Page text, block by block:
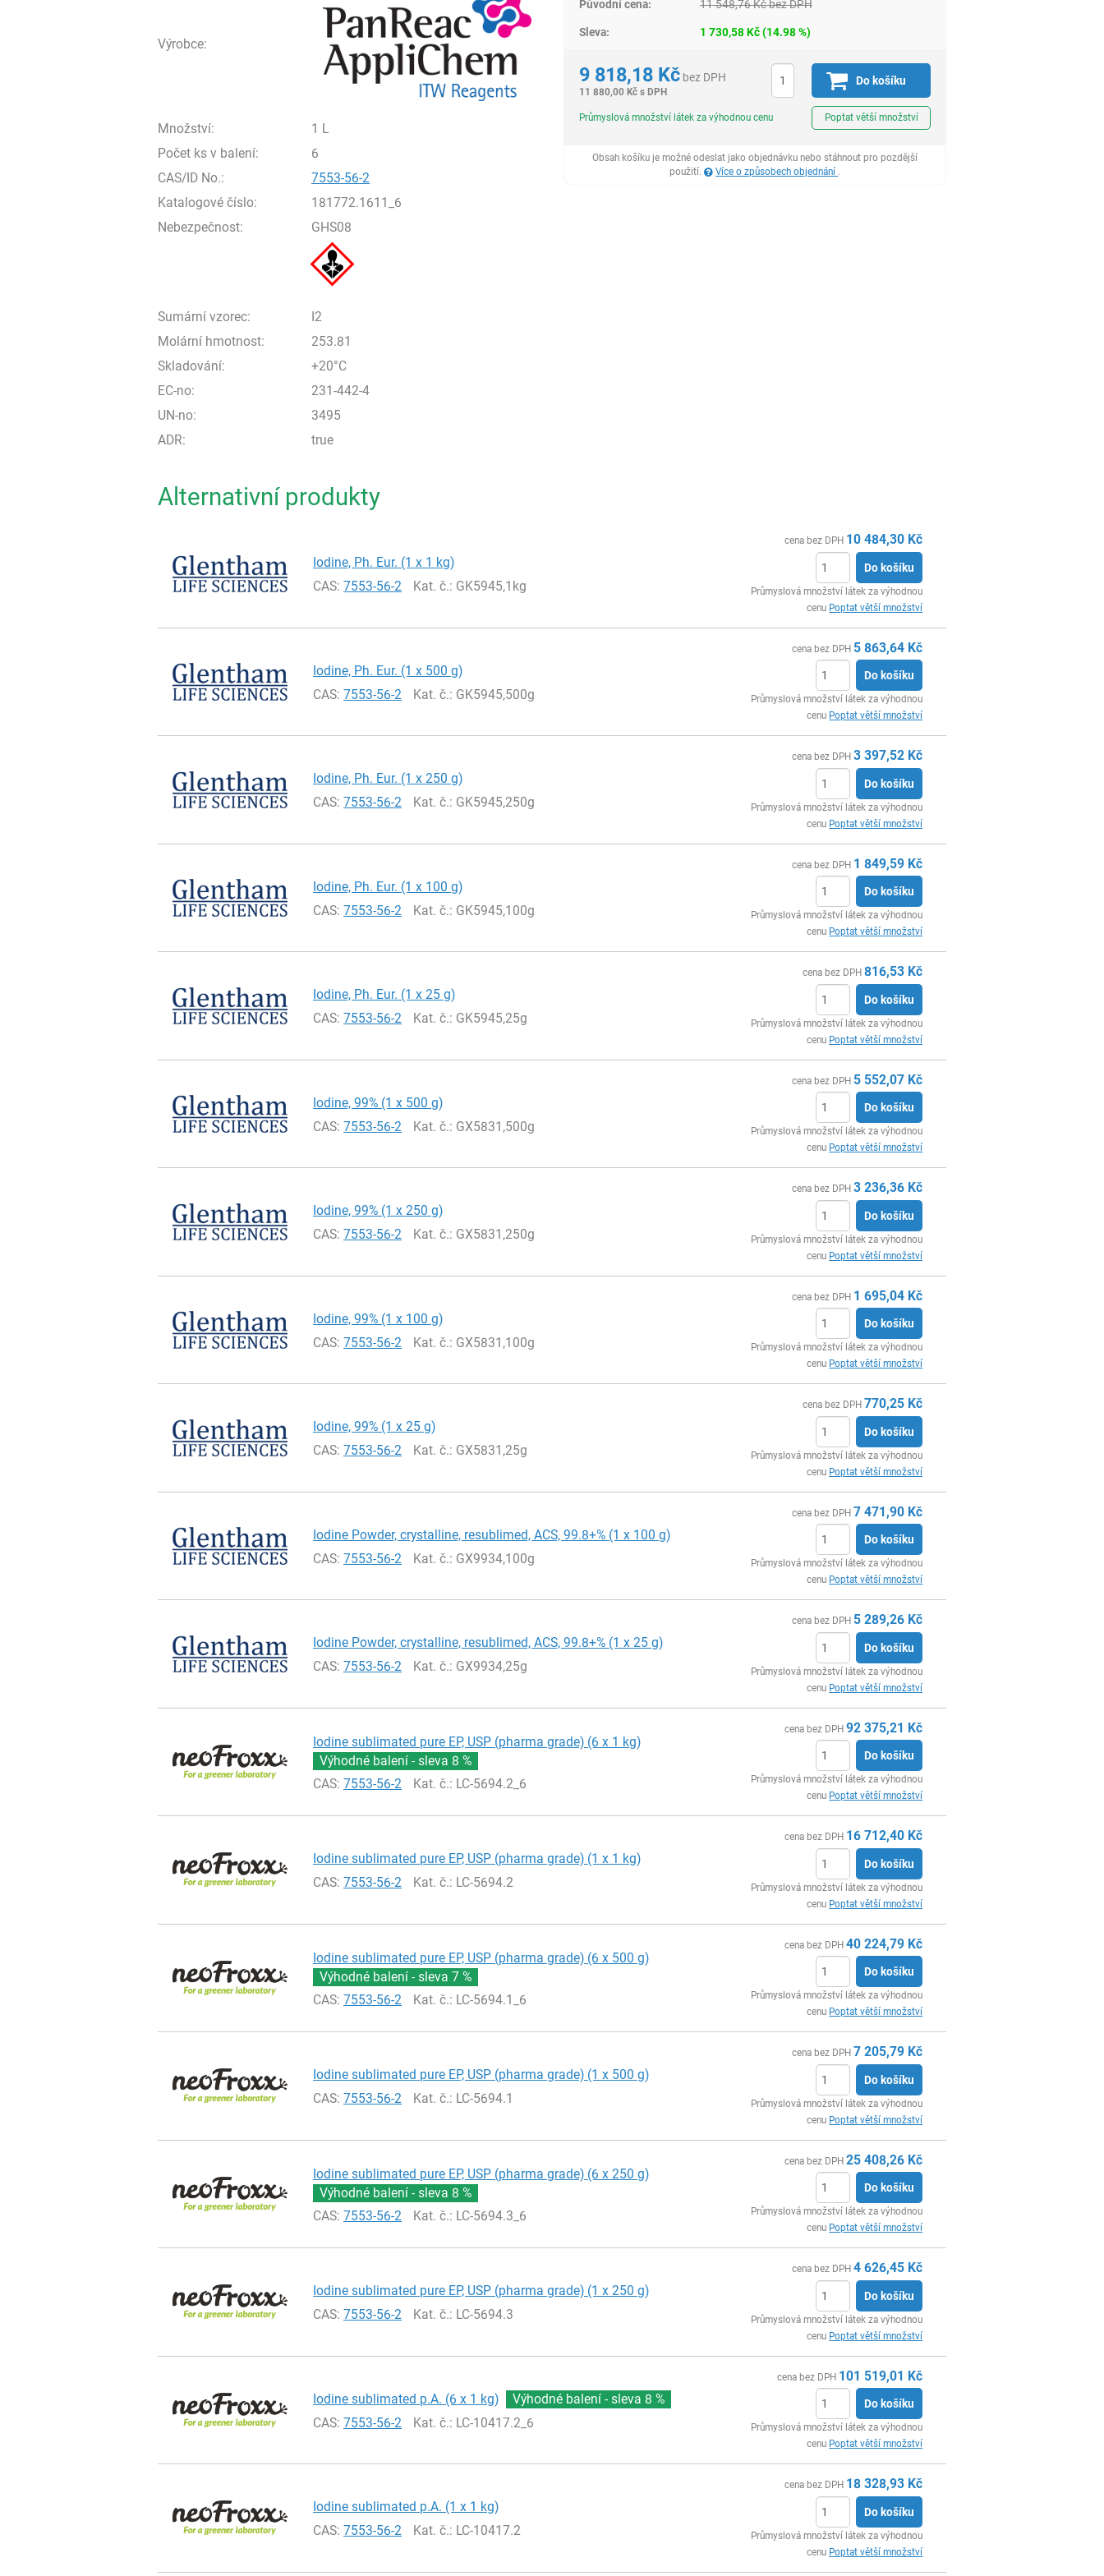
Výrobce:
Množství:
1 L
Počet ks v balení:
6
CAS/ID No.:
7553-56-2
Katalogové číslo:
181772.1611_6
Nebezpečnost:
GHS08
Sumární vzorec:
I2
Molární hmotnost:
253.81
Skladování:
+20°C
EC-no:
231-442-4
UN-no:
3495
ADR:
true
Původní cena: 11 548,76Kčbez DPH
Sleva: 1 730,58Kč(14.98%)
9 818,18 Kč bez DPH
11 880,00 Kč s DPH
Do košíku
Průmyslová množství látek za výhodnou cenu Poptat větší množství
Obsah košíku je možné odeslat jako objednávku nebo stáhnout pro pozdější
použití.
Více o způsobech objednání
Alternativní produkty
Iodine, Ph. Eur. (1 x 1 kg)
CAS:7553-56-2 Kat. č.: GK5945,1kg
cena bez DPH 10 484,30 Kč
Do košíku
Průmyslová množství látek za výhodnou
cenu Poptat větší množství
Iodine, Ph. Eur. (1 x 500 g)
CAS:7553-56-2 Kat. č.: GK5945,500g
cena bez DPH 5 863,64 Kč
Do košíku
Průmyslová množství látek za výhodnou
cenu Poptat větší množství
Iodine, Ph. Eur. (1 x 250 g)
CAS:7553-56-2 Kat. č.: GK5945,250g
cena bez DPH 3 397,52 Kč
Do košíku
Průmyslová množství látek za výhodnou
cenu Poptat větší množství
Iodine, Ph. Eur. (1 x 100 g)
CAS:7553-56-2 Kat. č.: GK5945,100g
cena bez DPH 1 849,59 Kč
Do košíku
Průmyslová množství látek za výhodnou
cenu Poptat větší množství
Iodine, Ph. Eur. (1 x 25 g)
CAS:7553-56-2 Kat. č.: GK5945,25g
cena bez DPH 816,53 Kč
Do košíku
Průmyslová množství látek za výhodnou
cenu Poptat větší množství
Iodine, 99% (1 x 500 g)
CAS:7553-56-2 Kat. č.: GX5831,500g
cena bez DPH 5 552,07 Kč
Do košíku
Průmyslová množství látek za výhodnou
cenu Poptat větší množství
Iodine, 99% (1 x 250 g)
CAS:7553-56-2 Kat. č.: GX5831,250g
cena bez DPH 3 236,36 Kč
Do košíku
Průmyslová množství látek za výhodnou
cenu Poptat větší množství
Iodine, 99% (1 x 100 g)
CAS:7553-56-2 Kat. č.: GX5831,100g
cena bez DPH 1 695,04 Kč
Do košíku
Průmyslová množství látek za výhodnou
cenu Poptat větší množství
Iodine, 99% (1 x 25 g)
CAS:7553-56-2 Kat. č.: GX5831,25g
cena bez DPH 770,25 Kč
Do košíku
Průmyslová množství látek za výhodnou
cenu Poptat větší množství
Iodine Powder, crystalline, resublimed, ACS, 99.8+% (1 x 100 g)
CAS:7553-56-2 Kat. č.: GX9934,100g
cena bez DPH 7 471,90 Kč
Do košíku
Průmyslová množství látek za výhodnou
cenu Poptat větší množství
Iodine Powder, crystalline, resublimed, ACS, 99.8+% (1 x 25 g)
CAS:7553-56-2 Kat. č.: GX9934,25g
cena bez DPH 5 289,26 Kč
Do košíku
Průmyslová množství látek za výhodnou
cenu Poptat větší množství
Iodine sublimated pure EP, USP (pharma grade) (6 x 1 kg)
Výhodné balení - sleva 8 %
CAS:7553-56-2 Kat. č.: LC-5694.2_6
cena bez DPH 92 375,21 Kč
Do košíku
Průmyslová množství látek za výhodnou
cenu Poptat větší množství
Iodine sublimated pure EP, USP (pharma grade) (1 x 1 kg)
CAS:7553-56-2 Kat. č.: LC-5694.2
cena bez DPH 16 712,40 Kč
Do košíku
Průmyslová množství látek za výhodnou
cenu Poptat větší množství
Iodine sublimated pure EP, USP (pharma grade) (6 x 500 g)
Výhodné balení - sleva7 %
CAS:7553-56-2 Kat. č.: LC-5694.1_6
cena bez DPH 40 224,79 Kč
Do košíku
Průmyslová množství látek za výhodnou
cenu Poptat větší množství
Iodine sublimated pure EP, USP (pharma grade) (1 x 500 g)
CAS:7553-56-2 Kat. č.: LC-5694.1
cena bez DPH 7 205,79 Kč
Do košíku
Průmyslová množství látek za výhodnou
cenu Poptat větší množství
Iodine sublimated pure EP, USP (pharma grade) (6 x 250 g)
Výhodné balení - sleva 8 %
CAS:7553-56-2 Kat. č.: LC-5694.3_6
cena bez DPH 25 408,26 Kč
Do košíku
Průmyslová množství látek za výhodnou
cenu Poptat větší množství
Iodine sublimated pure EP, USP (pharma grade) (1 x 250 g)
CAS:7553-56-2 Kat. č.: LC-5694.3
cena bez DPH 4 626,45 Kč
Do košíku
Průmyslová množství látek za výhodnou
cenu Poptat větší množství
Iodine sublimated p.A. (6 x 1 kg) Výhodné balení - sleva 8 %
CAS:7553-56-2 Kat. č.: LC-10417.2_6
cena bez DPH 101 519,01 Kč
Do košíku
Průmyslová množství látek za výhodnou
cenu Poptat větší množství
Iodine sublimated p.A. (1 x 1 kg)
CAS:7553-56-2 Kat. č.: LC-10417.2
cena bez DPH 18 328,93 Kč
Do košíku
Průmyslová množství látek za výhodnou
cenu Poptat větší množství